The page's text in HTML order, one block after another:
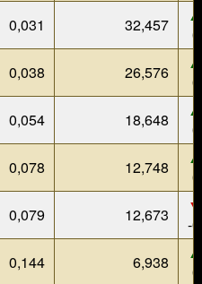
0,031 32,457
▲
0,038 26,576
▲
0,054 18,648
▲
0,078 12,748
▲
0,079 12,673
▼
-
0,144 6,938
▲